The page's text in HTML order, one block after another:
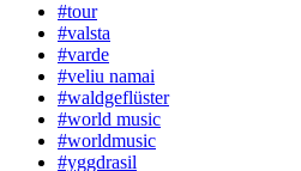
#tour
#valsta
#varde
#veliu namai
#waldgeflüster
#world music
#worldmusic
#yggdrasil